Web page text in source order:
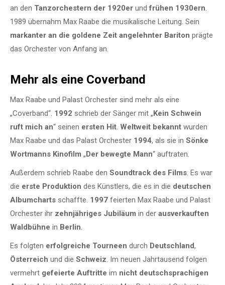
an den Tanzorchestern der 1920er undfrühen 1930ern.
1989 übernahm Max Raabe die musikalische Leitung. Sein
markanter an die goldene Zeit angelehnter Bariton prägte
das Orchester von Anfang an.
Mehr als eine Coverband
Max Raabe und Palast Orchester sind mehr als eine
„Coverband“. 1992 schrieb der Sänger mit „Kein Schwein
ruft mich an“ seinen ersten Hit. Weltweit bekannt wurden
Max Raabe und das Palast Orchester 1994, als sie in Sönke
Wortmanns Kinofilm „Der bewegte Mann“ auftraten.
Außerdem schrieb Raabe den Soundtrack des Films. Es war
die erste Produktion des Künstlers, die es in die deutschen
Albumcharts schaffte. 1997 feierten Max Raabe und Palast
Orchester ihr zehnjähriges Jubiläum in der ausverkauften
Waldbühne in Berlin.
Es folgten erfolgreiche Tourneen durch Deutschland,
Österreich und die Schweiz. Im neuen Jahrtausend folgen
vermehrt gefeierte Auftritte im nicht deutschsprachigen